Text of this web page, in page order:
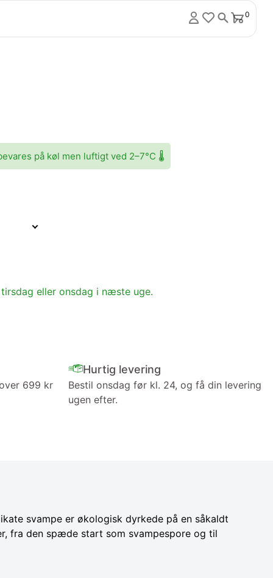
0
på køl men luftigt ved 2–7°C 🌡️
eller onsdag i næste uge.
699 kr
Hurtig levering
Bestil onsdag før kl. 24, og få din levering
ugen efter.
svampe er økologisk dyrkede på en såkaldt
fra den spæde start som svampespore og til